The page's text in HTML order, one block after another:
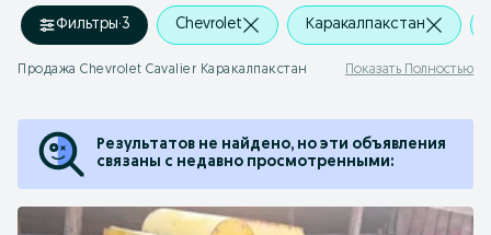
Фильтры·3 Chevrolet Каракалпакстан
Продажа Chevrolet Cavalier Каракалпакстан Показать Полностью
Результатов не найдено, но эти объявления
связаны с недавно просмотренными: